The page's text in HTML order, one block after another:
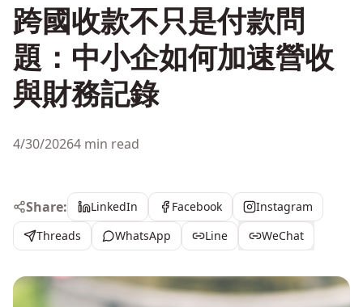
跨國收款不只是付款問
題：中小企如何加速營收
與財務記錄
4/30/20264 min read
Share: LinkedIn Facebook
Instagram
Threads
WhatsApp Line WeChat